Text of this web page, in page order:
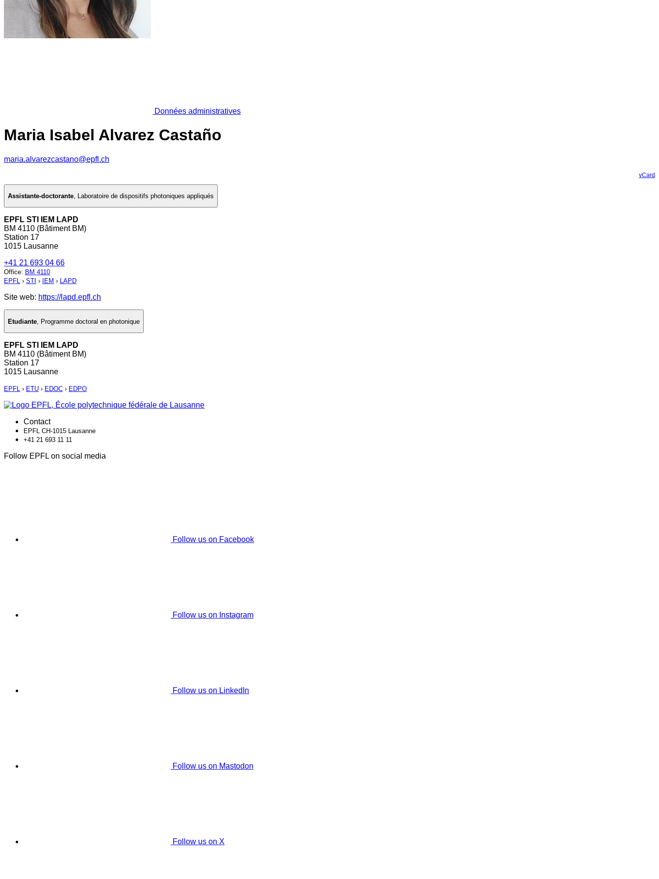
Données administratives
Maria Isabel Alvarez Castaño
maria.alvarezcastano@epfl.ch
vCard
Assistante-doctorante, Laboratoire de dispositifs photoniques appliqués
EPFL STI IEM LAPD
BM 4110 (Bâtiment BM)
Station 17
1015 Lausanne
+41 21 693 04 66
Office: BM 4110
EPFL › STI › IEM › LAPD
Site web: https://lapd.epfl.ch
Etudiante Programme doctoral en photonique
EPFL STI IEM LAPD
BM 4110 (Bâtiment BM)
Station 17
1015 Lausanne
EPFL › ETU › EDOC › EDPO
Contact
EPFL CH-1015 Lausanne
+41 21 693 11 11
Follow EPFL on social media
Follow us on Facebook
Follow us on Instagram
Follow us on LinkedIn
Follow us on Mastodon
Follow us on X